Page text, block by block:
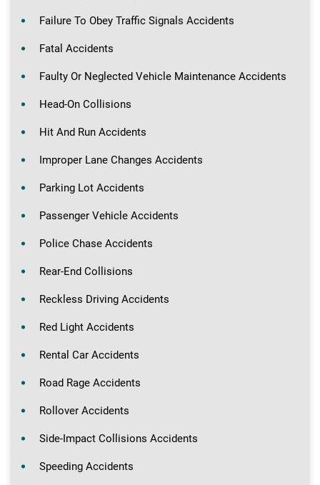
Failure To Obey Traffic Signals Accidents
Fatal Accidents
Faulty Or Neglected Vehicle Maintenance Accidents
Head-On Collisions
Hit And Run Accidents
Improper Lane Changes Accidents
Parking Lot Accidents
Passenger Vehicle Accidents
Police Chase Accidents
Rear-End Collisions
Reckless Driving Accidents
Red Light Accidents
Rental Car Accidents
Road Rage Accidents
Rollover Accidents
Side-Impact Collisions Accidents
Speeding Accidents